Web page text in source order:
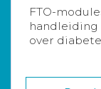
FTO-
handleiding
over diabetes